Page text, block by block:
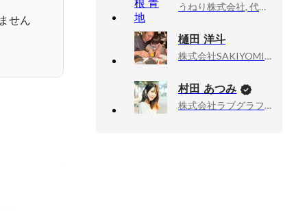
せん
うねり株式会社, 代表取締役
樋田 洋斗
株式会社SAKIYOMI, 経営幹部・CCO
村田 あつみ
株式会社ラブグラフ, Co-founder & CCO